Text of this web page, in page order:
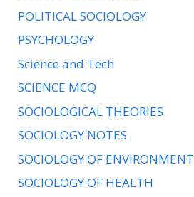
POLITICAL SOCIOLOGY
PSYCHOLOGY
Science and Tech
SCIENCE MCQ
SOCIOLOGICAL THEORIES
SOCIOLOGY NOTES
SOCIOLOGY OF ENVIRONMENT
SOCIOLOGY OF HEALTH